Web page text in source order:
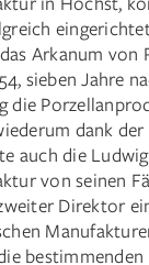
Arkanum von
sieben Jahre
die
dank
auch die
von seinen
Direktor